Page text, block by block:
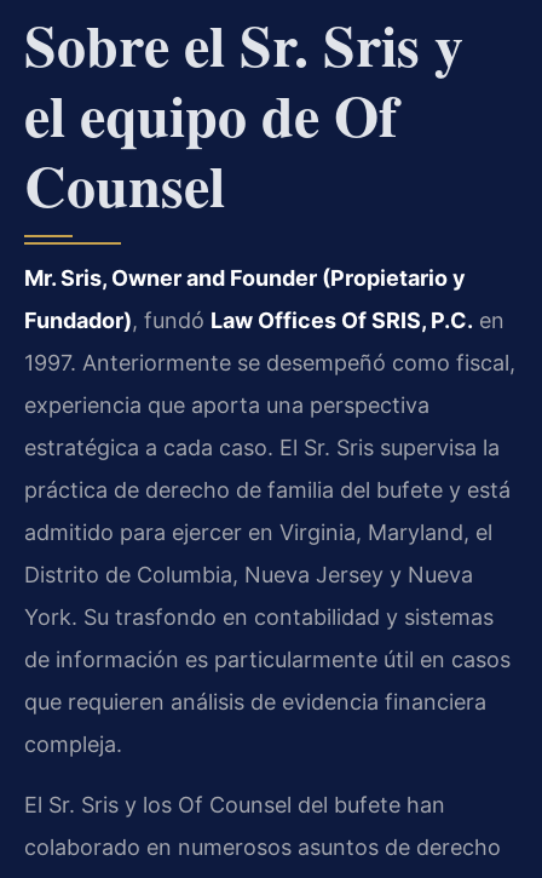
Sobre el Sr. Sris y
el equipo de Of
Counsel
Mr. Sris, Owner and Founder (Propietario y
Fundador), fundó Law Offices Of SRIS, P.C. en
1997. Anteriormente se desempeñó como fiscal,
experiencia que aporta una perspectiva
estratégica a cada caso. El Sr. Sris supervisa la
práctica de derecho de familia del bufete y está
admitido para ejercer en Virginia, Maryland, el
Distrito de Columbia, Nueva Jersey y Nueva
York. Su trasfondo en contabilidad y sistemas
de información es particularmente útil en casos
que requieren análisis de evidencia financiera
compleja.
El Sr. Sris y los Of Counsel del bufete han
colaborado en numerosos asuntos de derecho